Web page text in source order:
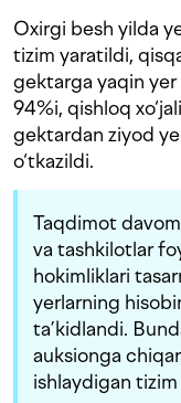
Oxirgi besh yilda
tizim yaratildi,
gektarga yaqin yer
94%i, qishloq
gektardan ziyod
o‘tkazildi.
Taqdimot
va tashkilotlar
hokimliklari
yerlarning
ta’kidlandi.
auksionga
ishlaydigan